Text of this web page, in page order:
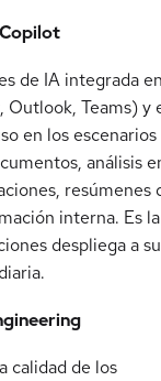
de IA integrada
Outlook, Teams) y
en los escenarios
análisis
resúmenes
interna. Es la
despliega a
calidad de los